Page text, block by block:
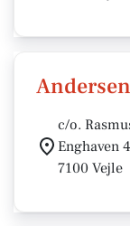
c/o.
Enghaven
7100 Vejle